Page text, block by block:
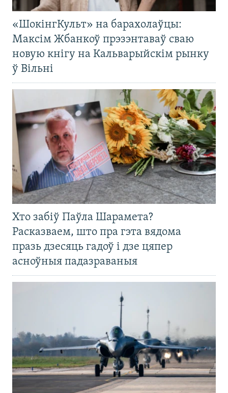
«ШокінгКульт» на барахолаўцы:
Максім Жбанкоў прэзэнтаваў сваю
новую кнігу на Кальварыйскім рынку
ў Вільні
Хто забіў Паўла Шарамета?
Расказваем, што пра гэта вядома
празь дзесяць гадоў і дзе цяпер
асноўныя падазраваныя